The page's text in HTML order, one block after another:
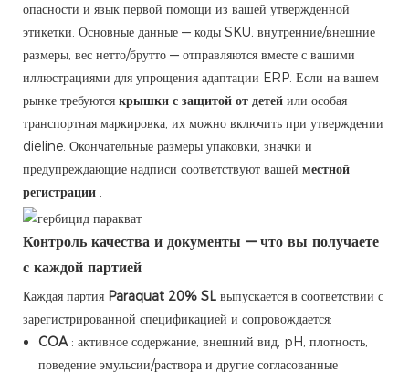
опасности и язык первой помощи из вашей утвержденной
этикетки. Основные данные — коды SKU, внутренние/внешние
размеры, вес нетто/брутто — отправляются вместе с вашими
иллюстрациями для упрощения адаптации ERP. Если на вашем
рынке требуются крышки с защитой от детей или особая
транспортная маркировка, их можно включить при утверждении
dieline. Окончательные размеры упаковки, значки и
предупреждающие надписи соответствуют вашей местной
регистрации .
Контроль качества и документы — что вы получаете
с каждой партией
Каждая партия Paraquat 20% SL выпускается в соответствии с
зарегистрированной спецификацией и сопровождается:
COA: активное содержание, внешний вид, pH, плотность,
поведение эмульсии/раствора и другие согласованные